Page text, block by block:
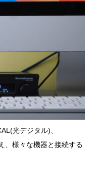
光デジタル)、
、様々な機器と接続する